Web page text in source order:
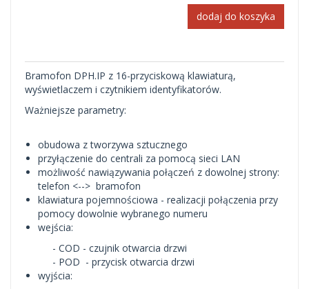
dodaj do koszyka
Bramofon DPH.IP z 16-przyciskową klawiaturą,
wyświetlaczem i czytnikiem identyfikatorów.
Ważniejsze parametry:
obudowa z tworzywa sztucznego
przyłączenie do centrali za pomocą sieci LAN
możliwość nawiązywania połączeń z dowolnej strony:
telefon <--> bramofon
klawiatura pojemnościowa - realizacji połączenia przy
pomocy dowolnie wybranego numeru
wejścia:
- COD - czujnik otwarcia drzwi
- POD - przycisk otwarcia drzwi
wyjścia: